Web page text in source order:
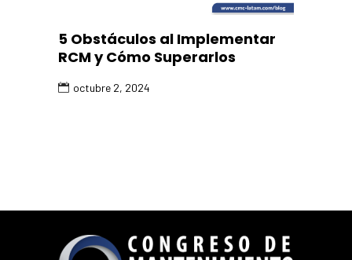
5 Obstáculos al Implementar
RCM y Cómo Superarlos
octubre 2, 2024